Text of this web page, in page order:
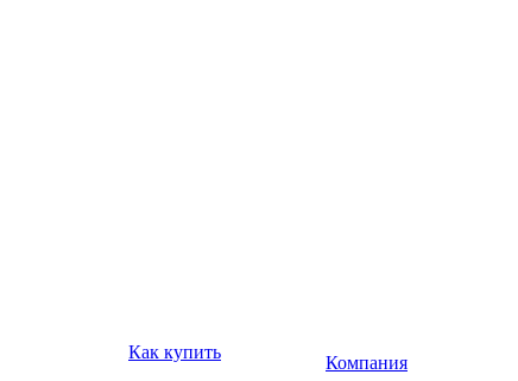
Как купить
Компания